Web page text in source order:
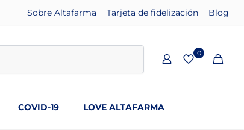
Sobre Altafarma Tarjeta de fidelización Blog
0
COVID-19 LOVE ALTAFARMA